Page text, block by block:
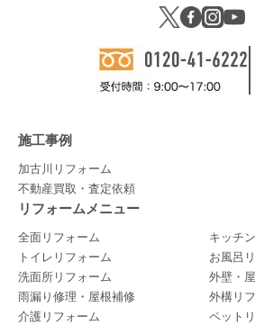
施工事例
加古川リフォーム
不動産買取・査定依頼
リフォームメニュー
全面リフォーム
キッチ
トイレリフォーム
お風呂
洗面所リフォーム
外壁・
雨漏り修理・屋根補修
外構リ
介護リフォーム
ペット